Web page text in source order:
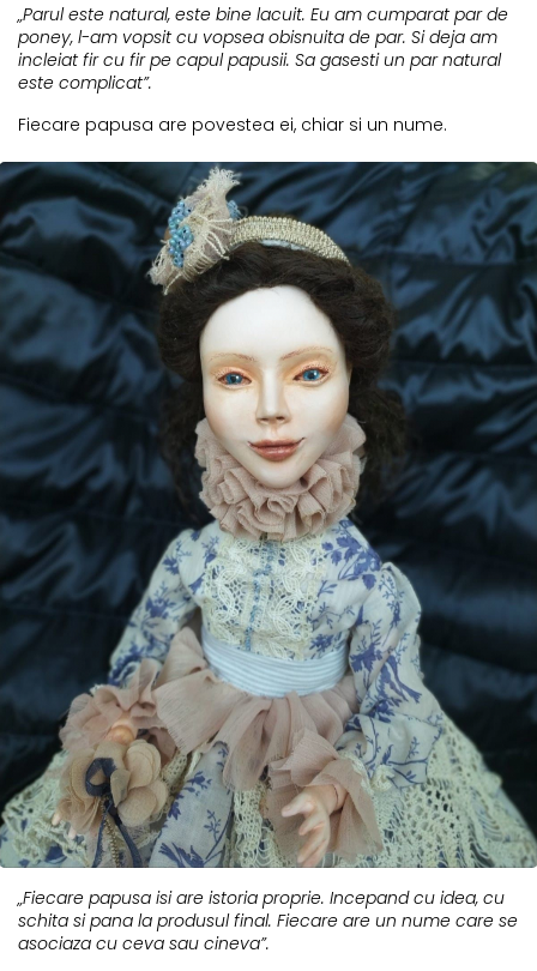
„Parul este natural, este bine lacuit. Eu am cumparat par de
poney, l-am vopsit cu vopsea obisnuita de par. Si deja am
incleiat fir cu fir pe capul papusii. Sa gasesti un par natural
este complicat”.
Fiecare papusa are povestea ei, chiar si un nume.
„Fiecare papusa isi are istoria proprie. Incepand cu idea, cu
schita si pana la produsul final. Fiecare are un nume care se
asociaza cu ceva sau cineva”.